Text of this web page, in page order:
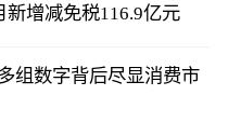
增减免税116.9亿元
组数字背后尽显消费市